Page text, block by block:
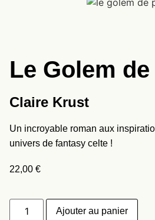
Le Golem
Claire Krust
Un incroyable roman aux
univers de fantasy celte !
22,00 €
Ajouter au panier